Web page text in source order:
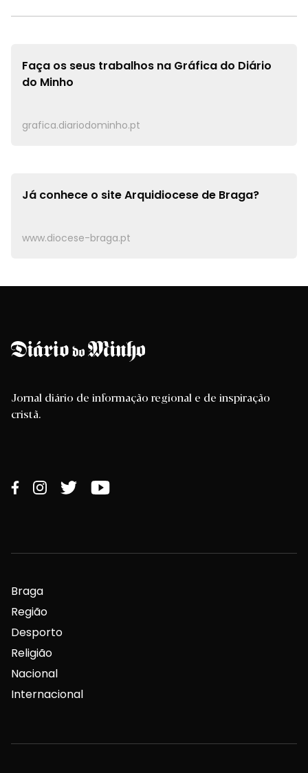
Faça os seus trabalhos na Gráfica do Diário
do Minho
grafica.diariodominho.pt
Já conhece o siteArquidiocese de Braga?
www.diocese-braga.pt
Jornal diário de informação regional e de inspiração
cristã.
Braga
Região
Desporto
Religião
Nacional
Internacional